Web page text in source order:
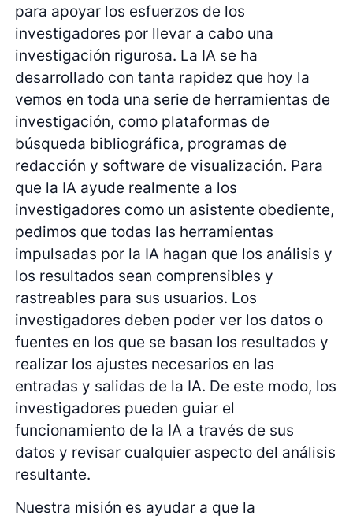
para apoyar los esfuerzos de los
investigadores por llevar a cabo una
investigación rigurosa. La IA se ha
desarrollado con tanta rapidez que hoy la
vemos en toda una serie de herramientas de
investigación, como plataformas de
búsqueda bibliográfica, programas de
redacción y software de visualización. Para
que la IA ayude realmente a los
investigadores como un asistente obediente,
pedimos que todas las herramientas
impulsadas por la IA hagan que los análisis y
los resultados sean comprensibles y
rastreables para sus usuarios. Los
investigadores deben poder ver los datos o
fuentes en los que se basan los resultados y
realizar los ajustes necesarios en las
entradas y salidas de la IA. De este modo, los
investigadores pueden guiar el
funcionamiento de la IA a través de sus
datos y revisar cualquier aspecto del análisis
resultante.
Nuestra misión es ayudar a que la